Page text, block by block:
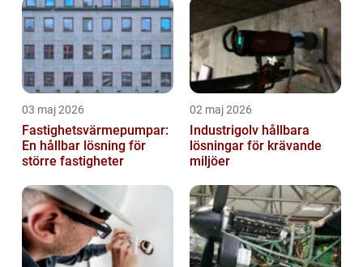
03 maj 2026
Fastighetsvärmepumpar:
En hållbar lösning för
större fastigheter
02 maj 2026
Industrigolv hållbara
lösningar för krävande
miljöer